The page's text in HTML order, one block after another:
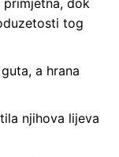
primjetna, dok
tog
a hrana
njihova lijeva